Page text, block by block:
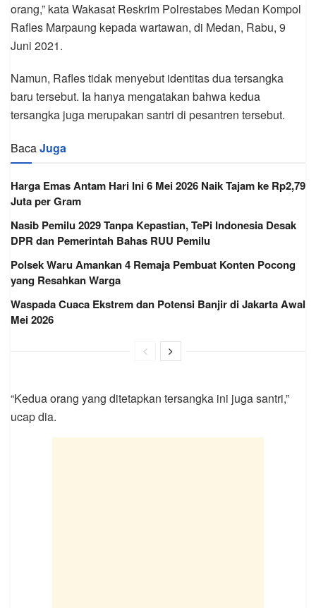
orang,” kata Wakasat Reskrim Polrestabes Medan Kompol
Rafles Marpaung kepada wartawan, di Medan, Rabu, 9
Juni 2021.
Namun, Rafles tidak menyebut identitas dua tersangka
baru tersebut. Ia hanya mengatakan bahwa kedua
tersangka juga merupakan santri di pesantren tersebut.
BacaJuga
Harga Emas Antam Hari Ini 6 Mei 2026 Naik Tajam ke Rp2,79
Juta per Gram
Nasib Pemilu 2029 Tanpa Kepastian, TePi Indonesia Desak
DPR dan Pemerintah Bahas RUU Pemilu
Polsek Waru Amankan 4 Remaja Pembuat Konten Pocong
yang Resahkan Warga
Waspada Cuaca Ekstrem dan Potensi Banjir di Jakarta Awal
Mei 2026
“Kedua orang yang ditetapkan tersangka ini juga santri,”
ucap dia.